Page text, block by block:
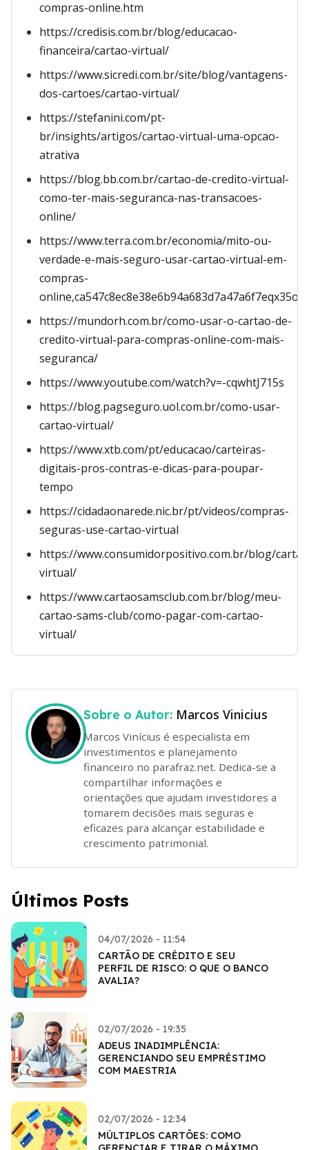
compras-online.htm
https://credisis.com.br/blog/educacao-
financeira/cartao-virtual/
https://www.sicredi.com.br/site/blog/vantagens-
dos-cartoes/cartao-virtual/
https://stefanini.com/pt-
br/insights/artigos/cartao-virtual-uma-opcao-
atrativa
https://blog.bb.com.br/cartao-de-credito-virtual-
como-ter-mais-seguranca-nas-transacoes-
online/
https://www.terra.com.br/economia/mito-ou-
verdade-e-mais-seguro-usar-cartao-virtual-em-
compras-
https://mundorh.com.br/como-usar-o-cartao-de-
credito-virtual-para-compras-online-com-mais-
seguranca/
https://www.youtube.com/watch?v=-cqwhtJ715s
https://blog.pagseguro.uol.com.br/como-usar-
cartao-virtual/
https://www.xtb.com/pt/educacao/carteiras-
digitais-pros-contras-e-dicas-para-poupar-
tempo
https://cidadaonarede.nic.br/pt/videos/compras-
seguras-use-cartao-virtual
https://www.consumidorpositivo.com.br/blog/
virtual/
https://www.cartaosamsclub.com.br/blog/meu-
cartao-sams-club/como-pagar-com-cartao-
virtual/
Sobre o Autor: Marcos Vinicius
Marcos Vinícius é especialista em
investimentos e planejamento
financeiro no parafraz.net. Dedica-se a
compartilhar informações e
orientações que ajudam investidores a
tomarem decisões mais seguras e
eficazes para alcançar estabilidade e
crescimento patrimonial.
Últimos Posts
04/07/2026 - 11:54
CARTÃO DE CRÉDITO E SEU
PERFIL DE RISCO: O QUE O BANCO
AVALIA?
02/07/2026 - 19:35
ADEUS INADIMPLÊNCIA:
GERENCIANDO SEU EMPRÉSTIMO
COM MAESTRIA
02/07/2026 - 12:34
MÚLTIPLOS CARTÕES: COMO